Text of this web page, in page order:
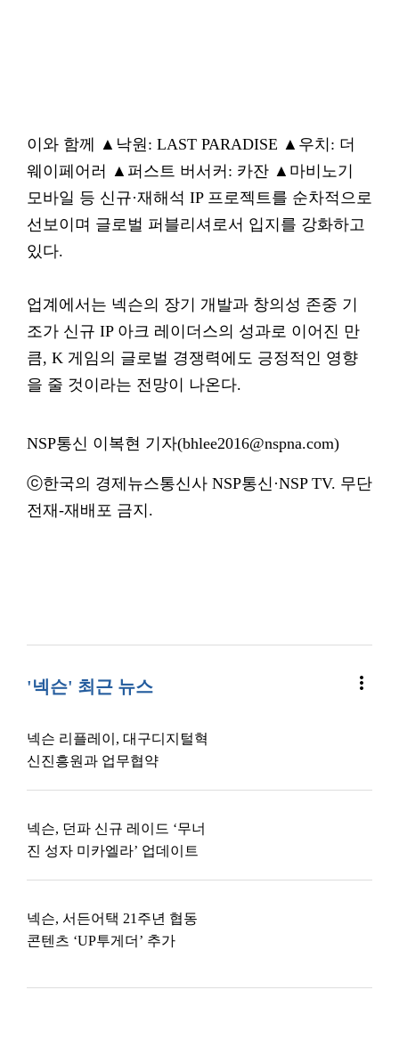
이와 함께 ▲낙원: LAST PARADISE ▲우치: 더
웨이페어러 ▲퍼스트 버서커: 카잔 ▲마비노기
모바일 등 신규·재해석 IP 프로젝트를 순차적으로
선보이며 글로벌 퍼블리셔로서 입지를 강화하고
있다.
업계에서는 넥슨의 장기 개발과 창의성 존중 기
조가 신규 IP 아크 레이더스의 성과로 이어진 만
큼, K 게임의 글로벌 경쟁력에도 긍정적인 영향
을 줄 것이라는 전망이 나온다.
NSP통신 이복현 기자(bhlee2016@nspna.com)
ⓒ한국의 경제뉴스통신사 NSP통신·NSP TV. 무단
전재-재배포 금지.
'넥슨' 최근 뉴스 more_vert
넥슨 리플레이, 대구디지털혁
신진흥원과 업무협약
넥슨, 던파 신규 레이드 ‘무너
진 성자 미카엘라’ 업데이트
넥슨, 서든어택 21주년 협동
콘텐츠 ‘UP투게더’ 추가